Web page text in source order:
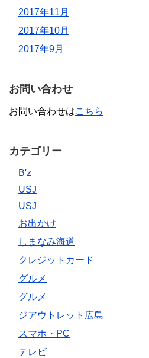
2017年11月
2017年10月
2017年9月
お問い合わせ
お問い合わせはこちら
カテゴリー
B'z
USJ
USJ
お出かけ
しまなみ海道
クレジットカード
グルメ
グルメ
ジアウトレット広島
スマホ・PC
テレビ